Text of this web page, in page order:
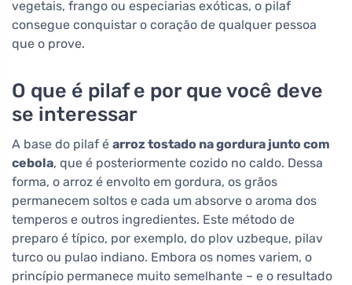
vegetais, frango ou especiarias exóticas, o pilaf
consegue conquistar o coração de qualquer pessoa
que o prove.
O que é pilaf e por que você deve
se interessar
A base do pilaf é arroz tostado na gordura junto com
cebola, que é posteriormente cozido no caldo. Dessa
forma, o arroz é envolto em gordura, os grãos
permanecem soltos e cada um absorve o aroma dos
temperos e outros ingredientes. Este método de
preparo é típico, por exemplo, do plov uzbeque, pilav
turco ou pulao indiano. Embora os nomes variem, o
princípio permanece muito semelhante – e o resultado